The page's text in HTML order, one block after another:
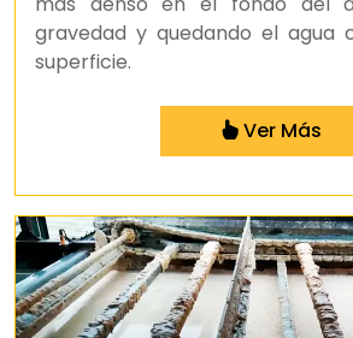
gravedad y quedando el agua
superficie.
Ver Más